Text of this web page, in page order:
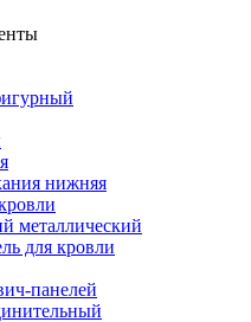
нижняя
металлический
для кровли
панелей